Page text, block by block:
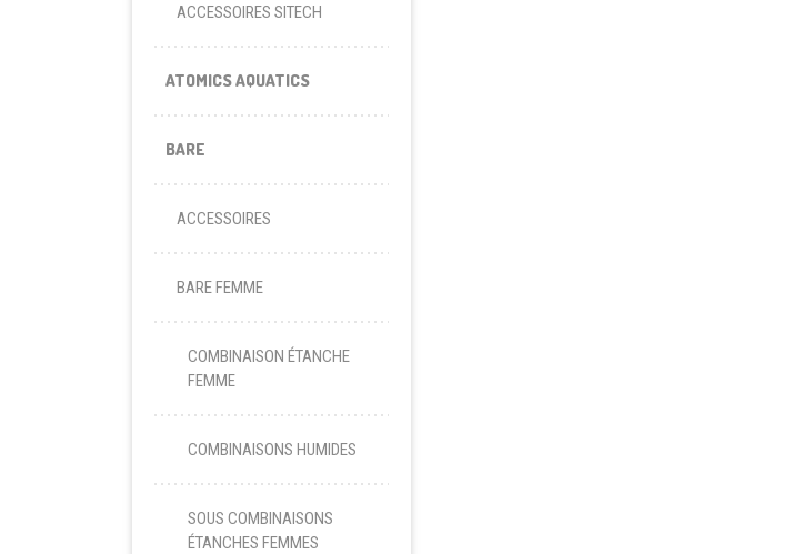
ACCESSOIRES SITECH
ATOMICS AQUATICS
BARE
ACCESSOIRES
BARE FEMME
COMBINAISON ÉTANCHE
FEMME
COMBINAISONS HUMIDES
SOUS COMBINAISONS
ÉTANCHES FEMMES